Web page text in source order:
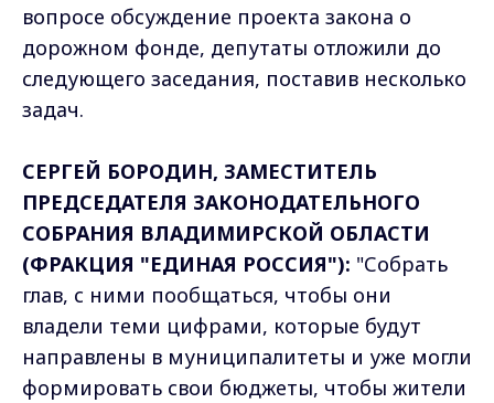
вопросе обсуждение проекта закона о
дорожном фонде, депутаты отложили до
следующего заседания, поставив несколько
задач.
СЕРГЕЙ БОРОДИН, ЗАМЕСТИТЕЛЬ
ПРЕДСЕДАТЕЛЯ ЗАКОНОДАТЕЛЬНОГО
СОБРАНИЯ ВЛАДИМИРСКОЙ ОБЛАСТИ
(ФРАКЦИЯ "ЕДИНАЯ РОССИЯ"): "Собрать
глав, с ними пообщаться, чтобы они
владели теми цифрами, которые будут
направлены в муниципалитеты и уже могли
формировать свои бюджеты, чтобы жители